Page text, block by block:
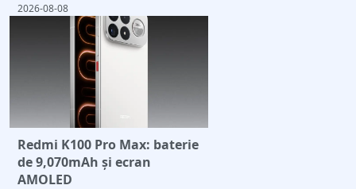
2026-08-08
Redmi K100 Pro Max: baterie
de 9,070mAh și ecran
AMOLED